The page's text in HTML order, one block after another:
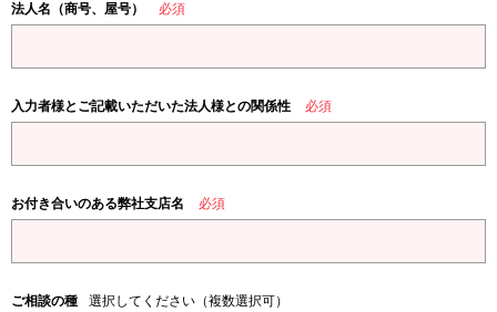
法人名（商号、屋号） 必須
入力者様とご記載いただいた法人様との関係性 必須
お付き合いのある弊社支店名 必須
ご相談の種
選択してください（複数選択可）